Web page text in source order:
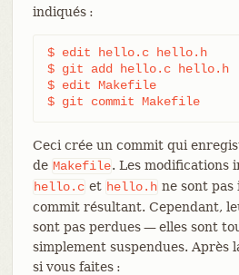
indiqués :
$ edit hello.c hello.h
$ git add hello.c hello.h
$ edit Makefile
$ git commit Makefile
Ceci crée un commit qui
de Makefile. Les modifications
hello.c et hello.h ne sont pas
commit résultant. Cependant,
sont pas perdues — elles sont
simplement suspendues. Après
si vous faites :